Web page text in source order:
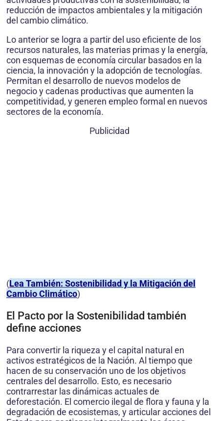
reducción de impactos ambientales y la mitigación
del cambio climático.
Lo anterior se logra a partir del uso eficiente de los
recursos naturales, las materias primas y la energía,
con esquemas de economía circular basados en la
ciencia, la innovación y la adopción de tecnologías.
Permitan el desarrollo de nuevos modelos de
negocio y cadenas productivas que aumenten la
competitividad, y generen empleo formal en nuevos
sectores de la economía.
Publicidad
(Lea También: Sostenibilidad y la Mitigación del
Cambio Climático)
El Pacto por la Sostenibilidad también
define acciones
Para convertir la riqueza y el capital natural en
activos estratégicos de la Nación. Al tiempo que
hacen de su conservación uno de los objetivos
centrales del desarrollo. Esto, es necesario
contrarrestar las dinámicas actuales de
deforestación. El comercio ilegal de flora y fauna y la
degradación de ecosistemas, y articular acciones del